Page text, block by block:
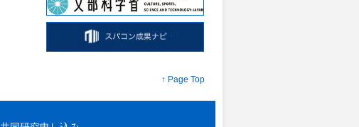
↑ Page Top